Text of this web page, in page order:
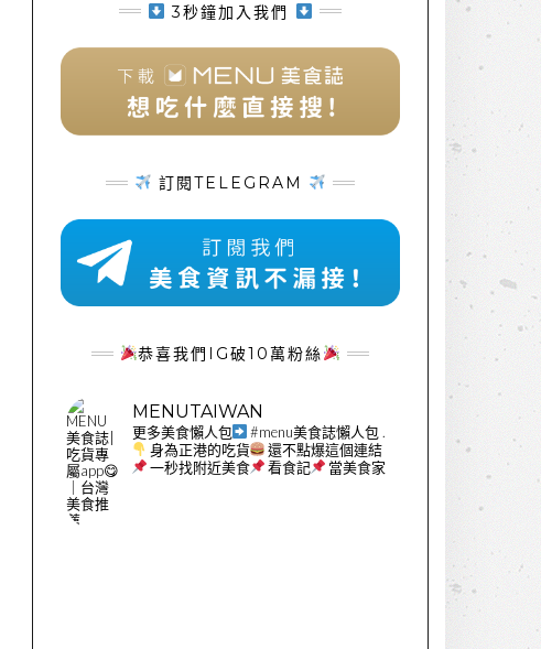
3秒鐘加入我們
訂閱TELEGRAM
恭喜我們IG破10萬粉絲
MENUTAIWAN
更多美食懶人包 #menu美食誌懶人包 .
身為正港的吃貨
還不點爆這個連結
一秒找附近美食
看食記 當美食家